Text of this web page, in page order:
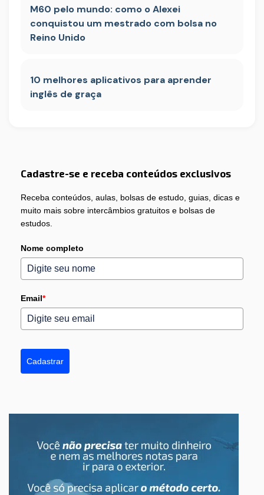
M60 pelo mundo: como o Alexei
conquistou um mestrado com bolsa no
Reino Unido
10 melhores aplicativos para aprender
inglês de graça
Cadastre-se e receba conteúdos exclusivos
Receba conteúdos, aulas, bolsas de estudo, guias, dicas e
muito mais sobre intercâmbios gratuitos e bolsas de
estudos.
Nome completo
Email*
Cadastrar